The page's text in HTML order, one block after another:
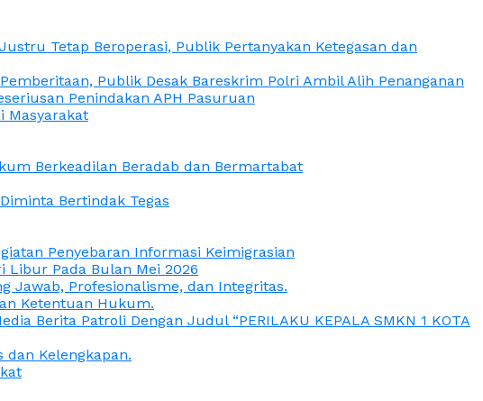
Tetap Beroperasi, Publik Pertanyakan Ketegasan dan
Publik Desak Bareskrim Polri Ambil Alih Penanganan
Penindakan APH Pasuruan
Masyarakat
Berkeadilan Beradab dan Bermartabat
Bertindak Tegas
Penyebaran Informasi Keimigrasian
Libur Pada Bulan Mei 2026
Jawab, Profesionalisme, dan Integritas.
Ketentuan Hukum.
Berita Patroli Dengan Judul “PERILAKU KEPALA SMKN 1 KOTA
dan Kelengkapan.